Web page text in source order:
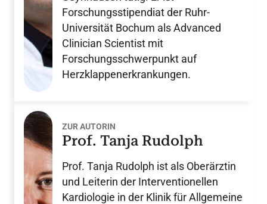
Forschungsstipendiat der Ruhr-
Universität Bochum als Advanced
Clinician Scientist mit
Forschungsschwerpunkt auf
Herzklappenerkrankungen.
ZUR AUTORIN
Prof. Tanja Rudolph
Prof. Tanja Rudolph ist als Oberärztin
und Leiterin der Interventionellen
Kardiologie in der Klinik für Allgemeine